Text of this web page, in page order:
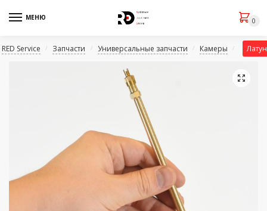
МЕНЮ 0
RED Service / Запчасти / Универсальные запчасти / Камеры /
🔍